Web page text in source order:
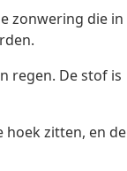
zonwering die in
regen. De stof is
hoek zitten, en de